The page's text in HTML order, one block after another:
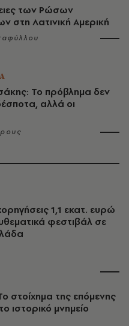
των Ρώσων
στη Λατινική Αμερική
Το πρόβλημα δεν
αλλά οι
1,1 εκατ. ευρώ
φεστιβάλ σε
στοίχημα της επόμενης
ιστορικό μνημείο